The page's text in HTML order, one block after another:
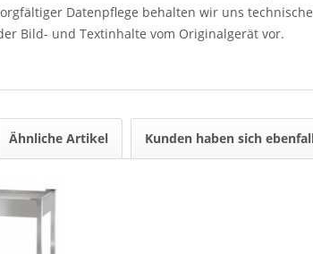
Datenpflege behalten wir uns
Bild- und Textinhalte vom Originalgerät vor.
Ähnliche Artikel Kunden haben sich